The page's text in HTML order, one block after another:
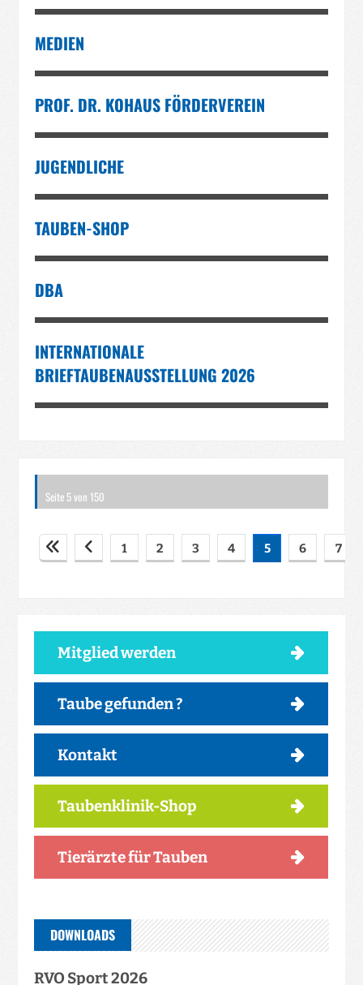
MEDIEN
PROF. DR. KOHAUS FÖRDERVEREIN
JUGENDLICHE
TAUBEN-SHOP
DBA
INTERNATIONALE
BRIEFTAUBENAUSSTELLUNG 2026
Seite 5 von 150
1 2 3 4 5 6 7
Mitglied werden
Taube gefunden ?
Kontakt
Taubenklinik-Shop
Tierärzte für Tauben
DOWNLOADS
RVO Sport 2026